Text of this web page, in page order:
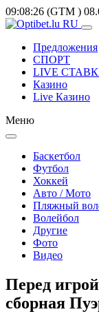
09:08:26 (GTM )
Предложения
СПОРТ
LIVE
Казино
Live Казино
Меню
Баскетбол
Футбол
Хоккей
Авто / Мото
Пляжный
Волейбол
Другие
Фото
Видео
Перед
сборная